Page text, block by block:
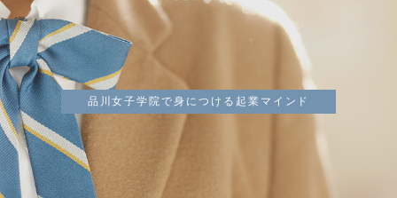
品川女子学院で身につける起業マインド